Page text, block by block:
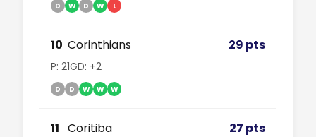
D W D W L
10 Corinthians 29 pts
P: 21GD: +2
D D W W W
11 Coritiba 27 pts